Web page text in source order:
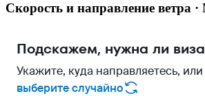
Скорость и направление ветра
Подскажем, нужна ли виза
Укажите, куда направляетесь, или
выберите случайно